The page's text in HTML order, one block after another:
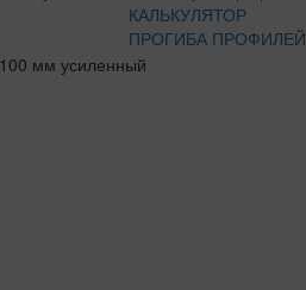
КАЛЬКУЛЯТОР
ПРОГИБА ПРОФИЛЕЙ